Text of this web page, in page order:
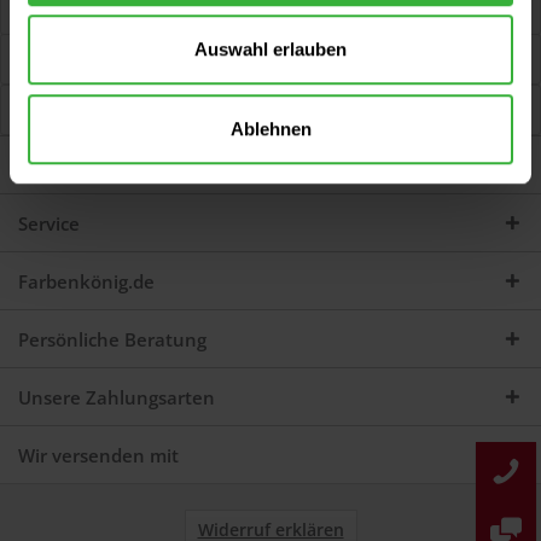
Auswahl erlauben
Ablehnen
Jetzt Bewertungen zum Artikel lesen...mehr
Darum sind wir Farbenkönig
Service
Farbenkönig.de
Persönliche Beratung
Unsere Zahlungsarten
Wir versenden mit
Widerruf erklären